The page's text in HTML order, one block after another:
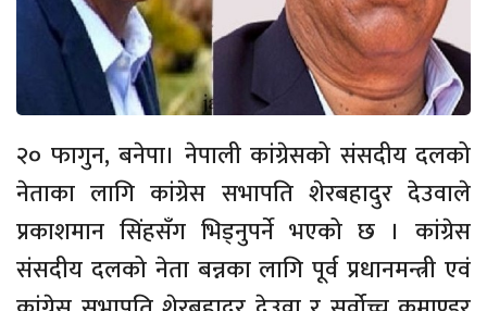
२० फागुन, बनेपा। नेपाली कांग्रेसको संसदीय दलको
नेताका लागि कांग्रेस सभापति शेरबहादुर देउवाले
प्रकाशमान सिंहसँग भिड्नुपर्ने भएको छ । कांग्रेस
संसदीय दलको नेता बन्नका लागि पूर्व प्रधानमन्त्री एवं